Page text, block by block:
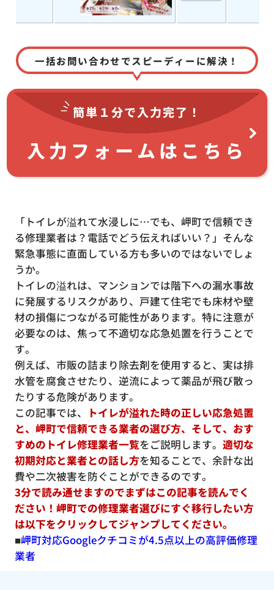
一括お問い合わせでスピーディーに解決！
簡単１分で入力完了！
入力フォームはこちら
「トイレが溢れて水浸しに…でも、岬町で信頼でき
る修理業者は？電話でどう伝えればいい？」そんな
緊急事態に直面している方も多いのではないでしょ
うか。
トイレの溢れは、マンションでは階下への漏水事故
に発展するリスクがあり、戸建て住宅でも床材や壁
材の損傷につながる可能性があります。特に注意が
必要なのは、焦って不適切な応急処置を行うことで
す。
例えば、市販の詰まり除去剤を使用すると、実は排
水管を腐食させたり、逆流によって薬品が飛び散っ
たりする危険があります。
この記事では、
トイレが溢れた時の正しい応急処置
と、岬町で信頼できる業者の選び方、そして、おす
すめのトイレ修理業者一覧をご説明します。 適切な
初期対応と業者との話し方を知ることで、余計な出
費や二次被害を防ぐことができるのです。
3分で読み通せますのでまずはこの記事を読んでく
ださい！岬町での修理業者選びにすぐ移行したい方
は以下をクリックしてジャンプしてください。
■岬町対応Googleクチコミが4.5点以上の高評価修理
業者